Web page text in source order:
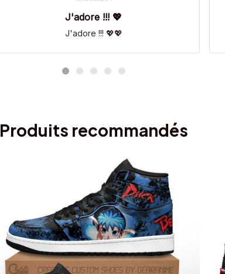
J'adore !!! 💖
J'adore !!! 💖💖
Produits recommandés